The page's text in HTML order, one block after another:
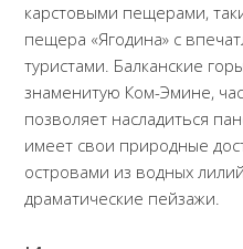
карстовыми пещерами,
пещера «Ягодина» с
туристами. Балканские
знаменитую Ком-Эмине,
позволяет насладиться
имеет свои природные
островами из водных
драматические пейзажи.